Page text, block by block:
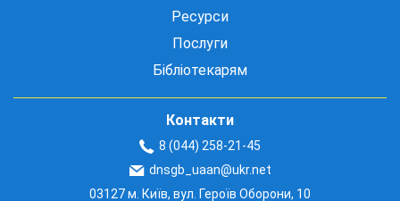
Ресурси
Послуги
Бібліотекарям
Контакти
8 (044) 258-21-45
dnsgb_uaan@ukr.net
03127 м. Київ, вул. Героїв Оборони, 10